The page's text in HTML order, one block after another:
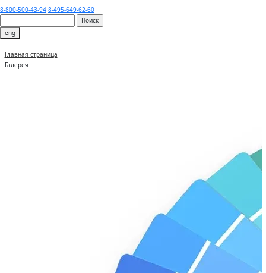
8-800-500-43-94 8-495-649-62-60
eng
Главная страница
Галерея